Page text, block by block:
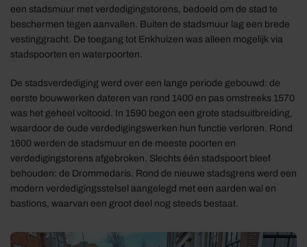
een stadsmuur met verdedigingstorens, bedoeld om de stad te
beschermen tegen aanvallen. Buiten de stadsmuur lag een brede
vestinggracht. De toegang tot Enkhuizen was alleen mogelijk via
stadspoorten en waterpoorten.
De stadsverdediging werd over een lange periode gebouwd: de
eerste bouwwerken dateren van rond 1400 en pas omstreeks 1570
was het geheel voltooid. In 1590 begon een grote stadsuitbreiding,
waardoor de oude verdedigingswerken hun functie verloren. Rond
1600 werden de stadsmuur en de meeste poorten en
verdedigingstorens afgebroken. Slechts één stadspoort bleef
behouden: de Drommedaris. Rond de nieuwe stadsgrens werd een
modern verdedigingsstelsel aangelegd met een aarden wal en
bastions, waarvan een groot deel nog steeds bestaat.